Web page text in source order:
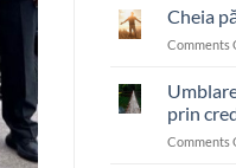
Cheia
Comments
prin
Comments